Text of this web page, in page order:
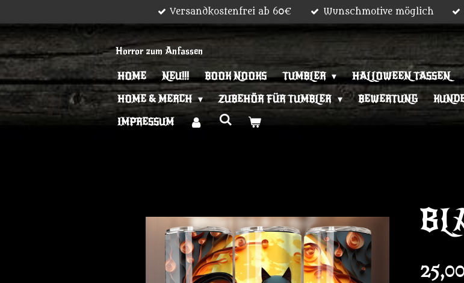
springen
Versandkostenfrei ab 60€ Wunschmotive möglich
Horror zum Anfassen
HOME NEU!!! BOOK NOOKS TUMBLER HALLOWEEN TASSEN
HOME & MERCH
ZUBEHÖR FÜR TUMBLER BEWERTUNG
IMPRESSUM